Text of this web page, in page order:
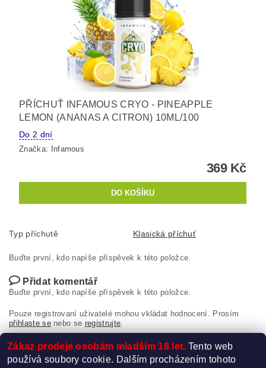
PŘÍCHUŤ INFAMOUS CRYO - PINEAPPLE
LEMON (ANANAS A CITRON) 10ML/100
Do 2 dní
Značka: Infamous
369 Kč
Typ příchutě Klasická příchuť
Buďte první, kdo napíše příspěvek k této položce.
Přidat komentář
Buďte první, kdo napíše příspěvek k této položce.
Pouze registrovaní uživatelé mohou vkládat hodnocení. Prosím
přihlaste senebo se registrujte
Zákaz prodeje osobám mladším 18 let. Tento web
používá soubory cookie. Dalším procházením tohoto